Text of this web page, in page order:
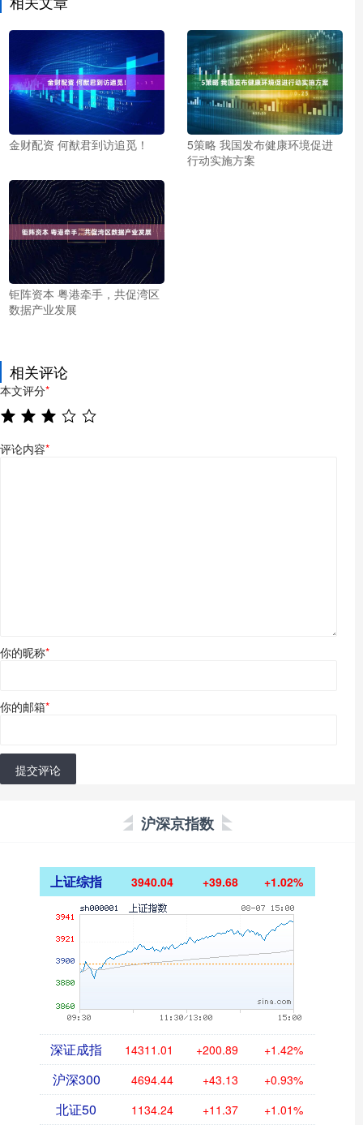
金财配资 何猷君到访追觅！
5策略 我国发布健康环境促进
行动实施方案
钜阵资本 粤港牵手，共促湾区
数据产业发展
相关评论
本文评分*
评论内容*
你的昵称*
你的邮箱*
提交评论
沪深京指数
上证综指 3940.04 +39.68 +1.02%
深证成指 14311.01 +200.89 +1.42%
沪深300 4694.44 +43.13 +0.93%
北证50 1134.24 +11.37 +1.01%